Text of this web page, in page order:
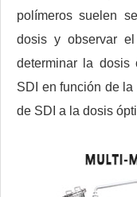
polímeros suelen
dosis y observar
determinar la dosis
SDI en función de
de SDI a la dosis